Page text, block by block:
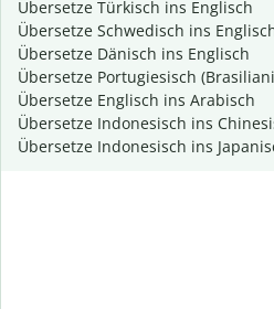
Übersetze Türkisch ins Englisch
Übersetze Schwedisch ins
Übersetze Dänisch ins Englisch
Übersetze Portugiesisch
Übersetze Englisch ins Arabisch
Übersetze Indonesisch ins
Übersetze Indonesisch ins